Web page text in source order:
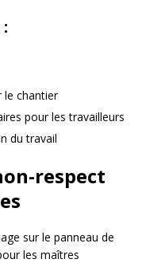
le chantier
pour les travailleurs
du travail
respect
sur le panneau de
les maîtres